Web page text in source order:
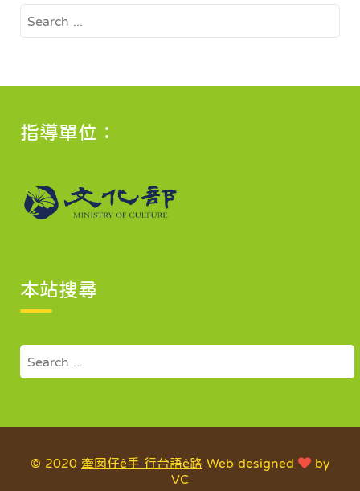
指導單位：
本站搜尋
for:
© 2020 牽囡仔ê手 行台語ê路 Web designed
by
VC